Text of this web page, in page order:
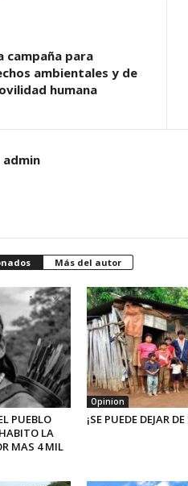
campaña para
ambientales y de
humana
admin
Más del autor
PUEBLO
LA
MAS 4 MIL
Opinion
¡SE PUEDE DEJAR DE